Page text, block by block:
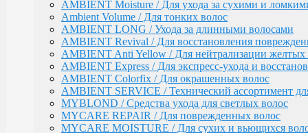
MYPOINT SERVICE / Технический ассортимент для
MYTREAT / Трихологическая серия
MAN.CODE / Мужская серия
STYLE.UP / Средства для стайлинга
АКСЕССУАРЫ
EPICA
ADAPTO POWER / восстановления и укрепления
LAMINATION SYSTEM
Окрашивание и осветление
КРЕМ-КРАСКА COLORSHADE
Осветление
AMBIENT Moisture / Для ухода за сухими и
Ambient Volume / Для тонких волос
AMBIENT LONG / Ухода за длинными волосами
AMBIENT Revival / Для восстановления
AMBIENT Anti Yellow / Для нейтрализации желтых
AMBIENT Express / Для экспресс-ухода и
AMBIENT Colorfix / Для окрашенных волос
AMBIENT SERVICE / Технический ассортимент
MYBLOND / Средства ухода для светлых волос
MYCARE REPAIR / Для поврежденных волос
MYCARE MOISTURE / Для сухих и вьющихся